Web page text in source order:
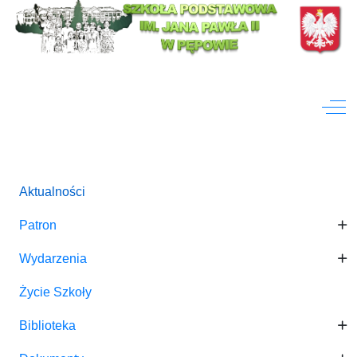
Aktualności
Patron
Wydarzenia
Życie Szkoły
Biblioteka